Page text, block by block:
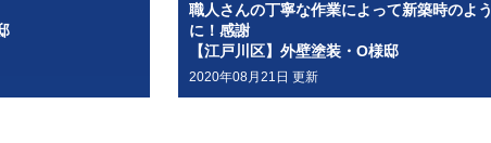
職人さんの丁寧な作業によって新築時のよう
に！感謝
【江戸川区】外壁塗装・O様邸
2020年08月21日 更新